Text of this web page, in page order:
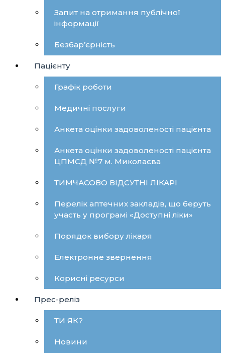
Запит на отримання публічної
інформації
Безбар’єрність
Пацієнту
Графік роботи
Медичні послуги
Анкета оцінки задоволеності пацієнта
Анкета оцінки задоволеності пацієнта
ЦПМСД №7 м. Миколаєва
ТИМЧАСОВО ВІДСУТНІ ЛІКАРІ
Перелік аптечних закладів, що беруть
участь у програмі «Доступні ліки»
Порядок вибору лікаря
Електронне звернення
Корисні ресурси
Прес-реліз
ТИ ЯК?
Новини